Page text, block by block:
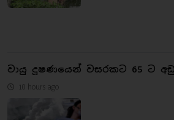
වායු දූෂණයෙන් වසරකට 65 ට
10 hours ago